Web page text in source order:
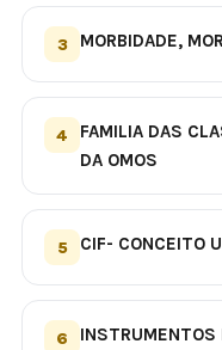
3 MORBIDADE,
4
FAMILIA DAS
DA OMOS
5 CIF- CONCEITO
6 INSTRUMENTOS